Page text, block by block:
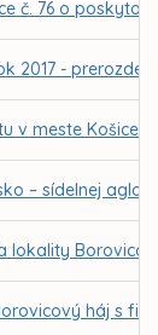
č. 76 o
2017 -
v meste Košice
– sídelnej
lokality
háj s